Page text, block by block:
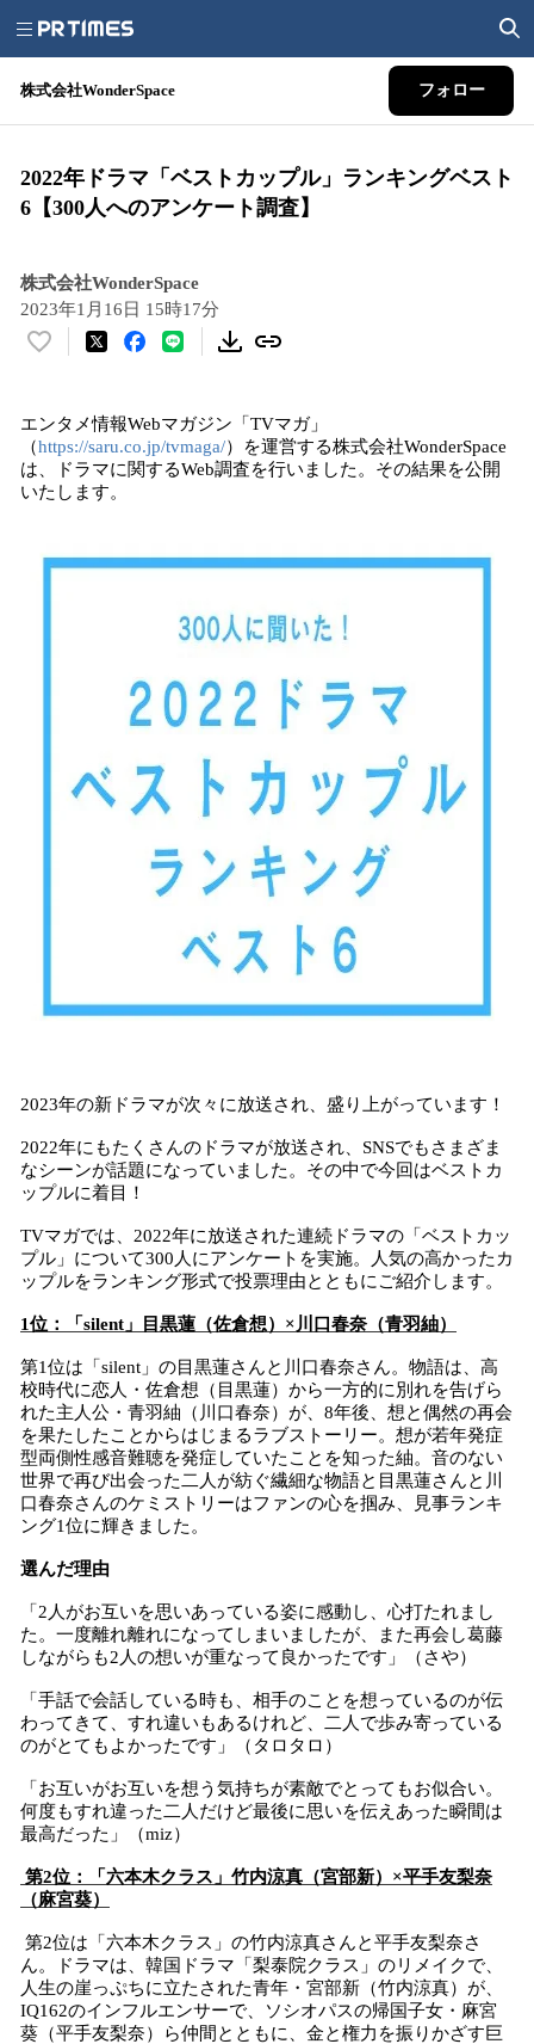
株式会社WonderSpace フォロー
2022年ドラマ「ベストカップル」ランキングベスト
6【300人へのアンケート調査】
株式会社WonderSpace
2023年1月16日 15時17分
い
！
数
を
読
込
エンタメ情報Webマガジン「TVマガ」
（https://saru.co.jp/tvmaga/）を運営する株式会社WonderSpace
は、ドラマに関するWeb調査を行いました。その結果を公開
いたします。
2023年の新ドラマが次々に放送され、盛り上がっています！
2022年にもたくさんのドラマが放送され、SNSでもさまざま
なシーンが話題になっていました。その中で今回はベストカ
ップルに着目！
TVマガでは、2022年に放送された連続ドラマの「ベストカッ
プル」について300人にアンケートを実施。人気の高かったカ
ップルをランキング形式で投票理由とともにご紹介します。
1位：「silent」目黒蓮（佐倉想）×川口春奈（青羽紬）
第1位は「silent」の目黒蓮さんと川口春奈さん。物語は、高
校時代に恋人・佐倉想（目黒蓮）から一方的に別れを告げら
れた主人公・青羽紬（川口春奈）が、8年後、想と偶然の再会
を果たしたことからはじまるラブストーリー。想が若年発症
型両側性感音難聴を発症していたことを知った紬。音のない
世界で再び出会った二人が紡ぐ繊細な物語と目黒蓮さんと川
口春奈さんのケミストリーはファンの心を掴み、見事ランキ
ング1位に輝きました。
選んだ理由
「2人がお互いを思いあっている姿に感動し、心打たれまし
た。一度離れ離れになってしまいましたが、また再会し葛藤
しながらも2人の想いが重なって良かったです」（さや）
「手話で会話している時も、相手のことを想っているのが伝
わってきて、すれ違いもあるけれど、二人で歩み寄っている
のがとてもよかったです」（タロタロ）
「お互いがお互いを想う気持ちが素敵でとってもお似合い。
何度もすれ違った二人だけど最後に思いを伝えあった瞬間は
最高だった」（miz）
第2位：「六本木クラス」竹内涼真（宮部新）×平手友梨奈
（麻宮葵）
第2位は「六本木クラス」の竹内涼真さんと平手友梨奈さ
ん。ドラマは、韓国ドラマ「梨泰院クラス」のリメイクで、
人生の崖っぷちに立たされた青年・宮部新（竹内涼真）が、
IQ162のインフルエンサーで、ソシオパスの帰国子女・麻宮
葵（平手友梨奈）ら仲間とともに、金と権力を振りかざす巨